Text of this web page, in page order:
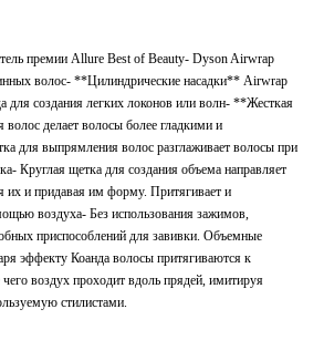
премии Allure Best of Beauty- Dyson Airwrap
волос- **Цилиндрические насадки** Airwrap
для создания легких локонов или волн- **Жесткая
делает волосы более гладкими и
для выпрямления волос разглаживает волосы при
Круглая щетка для создания объема направляет
их и придавая им форму. Притягивает и
воздуха- Без использования зажимов,
приспособлений для завивки. Объемные
эффекту Коанда волосы притягиваются к
воздух проходит вдоль прядей, имитируя
стилистами.